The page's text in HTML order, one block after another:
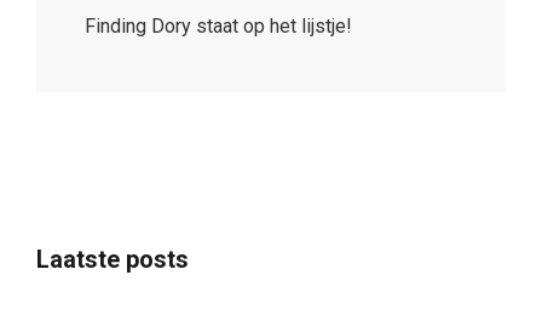
Finding Dory staat op het lijstje!
Laatste posts